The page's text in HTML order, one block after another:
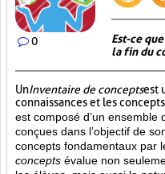
0
Est-ce
la fin du
UnInventaire de conceptsest
connaissances et les
est composé d’un ensemble
conçues dans l’objectif de
concepts fondamentaux par
concepts évalue non